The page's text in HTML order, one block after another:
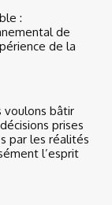
:
de
de la
voulons bâtir
prises
par les réalités
l’esprit